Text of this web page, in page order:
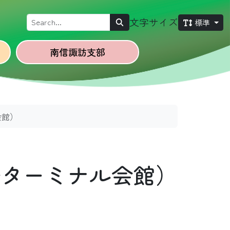
南信諏訪支部
Search 文字サイズ 標準
）
ミナル会館）